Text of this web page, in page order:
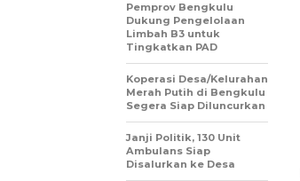
Pemprov Bengkulu
Dukung Pengelolaan
Limbah B3 untuk
Tingkatkan PAD
Koperasi Desa/Kelurahan
Merah Putih di Bengkulu
Segera Siap Diluncurkan
Janji Politik, 130 Unit
Ambulans Siap
Disalurkan ke Desa